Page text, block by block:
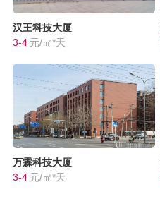
汉王科技大厦
3-4 元/㎡*天
万霖科技大厦
3-4 元/㎡*天